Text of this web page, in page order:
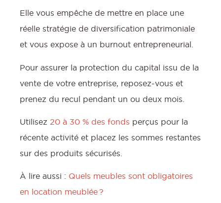
Elle vous empêche de mettre en place une
réelle stratégie de diversification patrimoniale
et vous expose à un burnout entrepreneurial.
Pour assurer la protection du capital issu de la
vente de votre entreprise, reposez-vous et
prenez du recul pendant un ou deux mois.
Utilisez 20 à 30 % des fonds perçus pour la
récente activité et placez les sommes restantes
sur des produits sécurisés.
À lire aussi : Quels meubles sont obligatoires
en location meublée ?